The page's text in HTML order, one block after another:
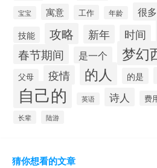
宝宝 寓意 工作 年龄 很
技能 攻略 新年 时间
春节期间 是一个 梦幻
父母 疫情 的人 的是
自己的 英语 诗人 费
长辈 陆游
猜你想看的文章